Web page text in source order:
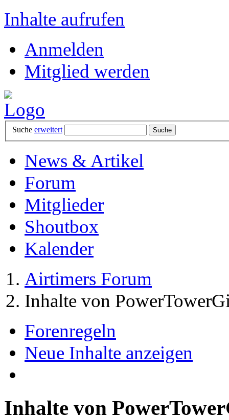
Inhalte aufrufen
Anmelden
Mitglied werden
Suche erweitert
News & Artikel
Forum
Mitglieder
Shoutbox
Kalender
Airtimers Forum
Inhalte von
Forenregeln
Neue Inhalte anzeigen
Inhalte von